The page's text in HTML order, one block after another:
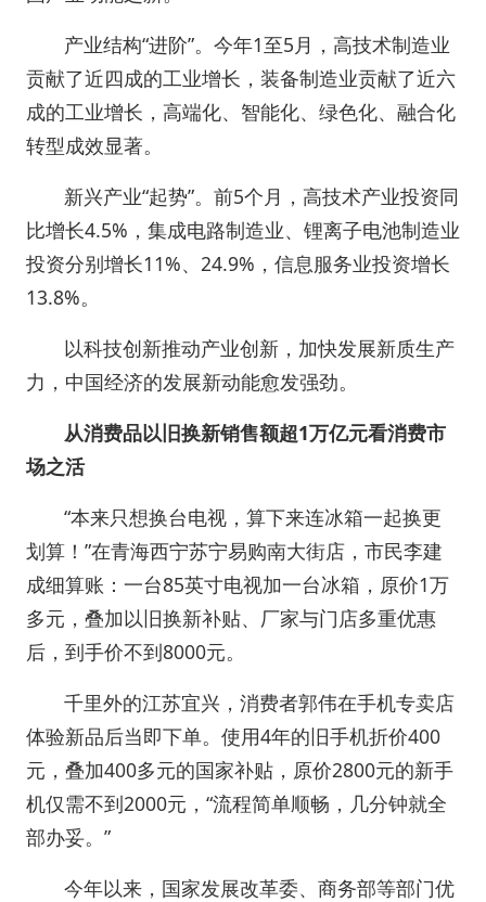
产业结构“进阶”。今年1至5月，高技术制造业
贡献了近四成的工业增长，装备制造业贡献了近六
成的工业增长，高端化、智能化、绿色化、融合化
转型成效显著。
新兴产业“起势”。前5个月，高技术产业投资同
比增长4.5%，集成电路制造业、锂离子电池制造业
投资分别增长11%、24.9%，信息服务业投资增长
13.8%。
以科技创新推动产业创新，加快发展新质生产
力，中国经济的发展新动能愈发强劲。
从消费品以旧换新销售额超1万亿元看消费市
场之活
“本来只想换台电视，算下来连冰箱一起换更
划算！”在青海西宁苏宁易购南大街店，市民李建
成细算账：一台85英寸电视加一台冰箱，原价1万
多元，叠加以旧换新补贴、厂家与门店多重优惠
后，到手价不到8000元。
千里外的江苏宜兴，消费者郭伟在手机专卖店
体验新品后当即下单。使用4年的旧手机折价400
元，叠加400多元的国家补贴，原价2800元的新手
机仅需不到2000元，“流程简单顺畅，几分钟就全
部办妥。”
今年以来，国家发展改革委、商务部等部门优